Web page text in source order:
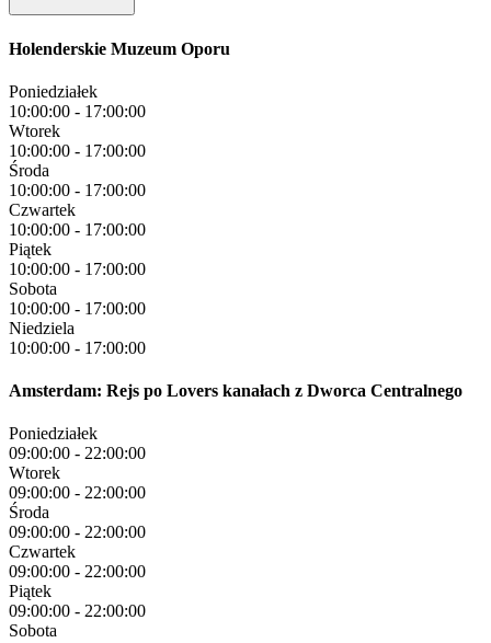
Holenderskie Muzeum Oporu
Poniedziałek
10:00:00 - 17:00:00
Wtorek
10:00:00 - 17:00:00
Środa
10:00:00 - 17:00:00
Czwartek
10:00:00 - 17:00:00
Piątek
10:00:00 - 17:00:00
Sobota
10:00:00 - 17:00:00
Niedziela
10:00:00 - 17:00:00
Amsterdam: Rejs po Lovers kanałach z Dworca Centralnego
Poniedziałek
09:00:00 - 22:00:00
Wtorek
09:00:00 - 22:00:00
Środa
09:00:00 - 22:00:00
Czwartek
09:00:00 - 22:00:00
Piątek
09:00:00 - 22:00:00
Sobota